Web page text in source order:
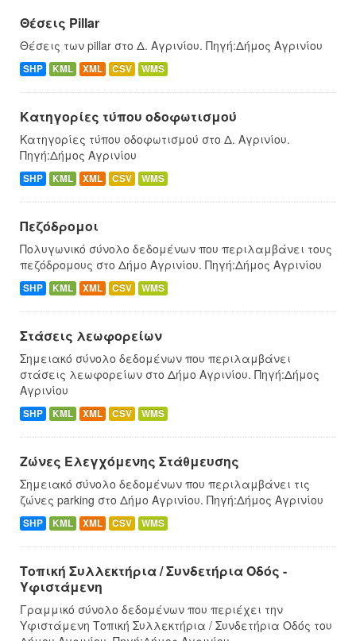
Θέσεις Pillar
Θέσεις των pillar στο Δ. Αγρινίου. Πηγή:Δήμος Αγρινίου
SHP KML XML CSV WMS
Κατηγορίες τύπου οδοφωτισμού
Κατηγορίες τύπου οδοφωτισμού στο Δ. Αγρινίου.
Πηγή:Δήμος Αγρινίου
SHP KML XML CSV WMS
Πεζόδρομοι
Πολυγωνικό σύνολο δεδομένων που περιλαμβάνει τους
πεζόδρομους στο Δήμο Αγρινίου. Πηγή:Δήμος Αγρινίου
SHP KML XML CSV WMS
Στάσεις λεωφορείων
Σημειακό σύνολο δεδομένων που περιλαμβάνει
στάσεις λεωφορείων στο Δήμο Αγρινίου. Πηγή:Δήμος
Αγρινίου
SHP KML XML CSV WMS
Ζώνες Ελεγχόμενης Στάθμευσης
Σημειακό σύνολο δεδομένων που περιλαμβάνει τις
ζώνες parking στο Δήμο Αγρινίου. Πηγή:Δήμος Αγρινίου
SHP KML XML CSV WMS
Τοπική Συλλεκτήρια / Συνδετήρια Οδός -
Υφιστάμενη
Γραμμικό σύνολο δεδομένων που περιέχει την
Υφιστάμενη Τοπική Συλλεκτήρια / Συνδετήρια Οδός του